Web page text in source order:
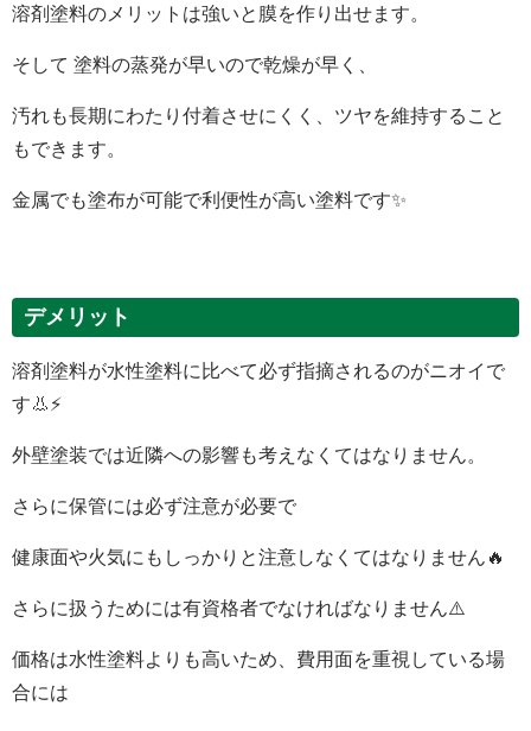
溶剤塗料のメリットは強いと膜を作り出せます。
そして 塗料の蒸発が早いので乾燥が早く、
汚れも長期にわたり付着させにくく、ツヤを維持すること
もできます。
金属でも塗布が可能で利便性が高い塗料です✨
デメリット
溶剤塗料が水性塗料に比べて必ず指摘されるのがニオイで
す👃 ⚡
外壁塗装では近隣への影響も考えなくてはなりません。
さらに保管には必ず注意が必要で
健康面や火気にもしっかりと注意しなくてはなりません🔥
さらに扱うためには有資格者でなければなりません⚠️
価格は水性塗料よりも高いため、費用面を重視している場
合には